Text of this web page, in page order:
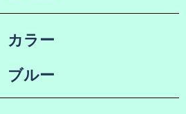
カラー
ブルー